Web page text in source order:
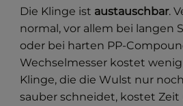
Die Klinge ist austauschbar.
normal, vor allem bei langen
oder bei harten PP-
Wechselmesser kostet
Klinge, die die Wulst nur
sauber schneidet, kostet